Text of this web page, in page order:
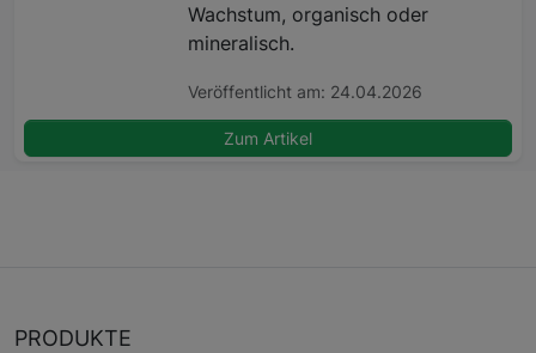
Wachstum, organisch oder
mineralisch.
Veröffentlicht am: 24.04.2026
Zum Artikel
PRODUKTE